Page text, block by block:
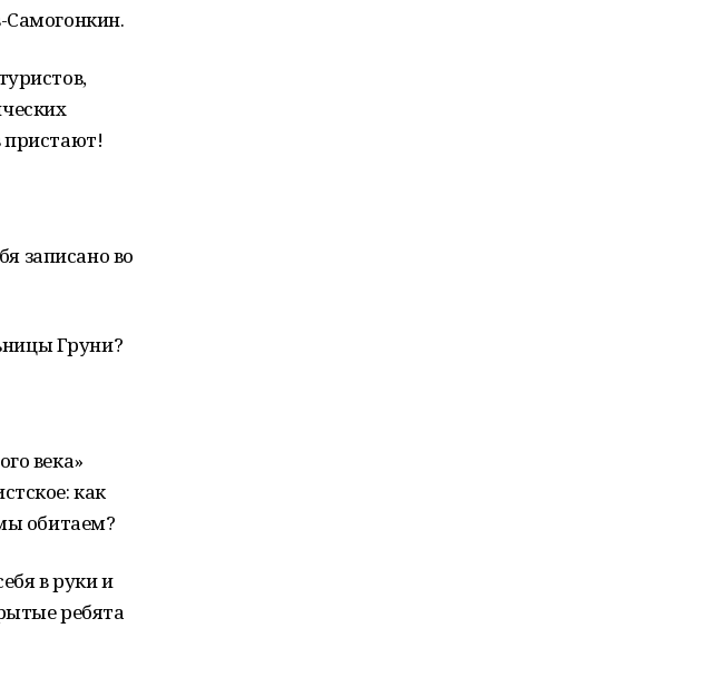
Самогонкин.
пристают!
записано во
Груни?
века»
как
обитаем?
в руки и
ребята